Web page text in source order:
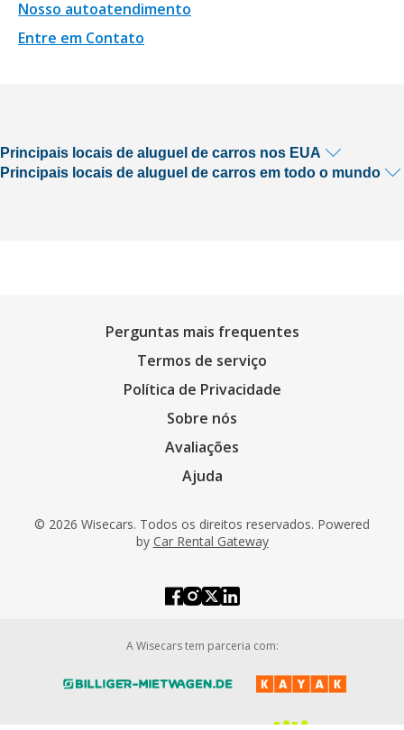
Nosso autoatendimento
Entre em Contato
Principais locais de aluguel de carros nos EUA
Principais locais de aluguel de carros em todo o mundo
Perguntas mais frequentes
Termos de serviço
Política de Privacidade
Sobre nós
Avaliações
Ajuda
© 2026 Wisecars. Todos os direitos reservados. Powered
by Car Rental Gateway
A Wisecars tem parceria com: